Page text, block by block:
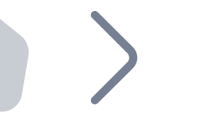
Bitnovo en tu negocio y permite que
API en tu ecosistema.